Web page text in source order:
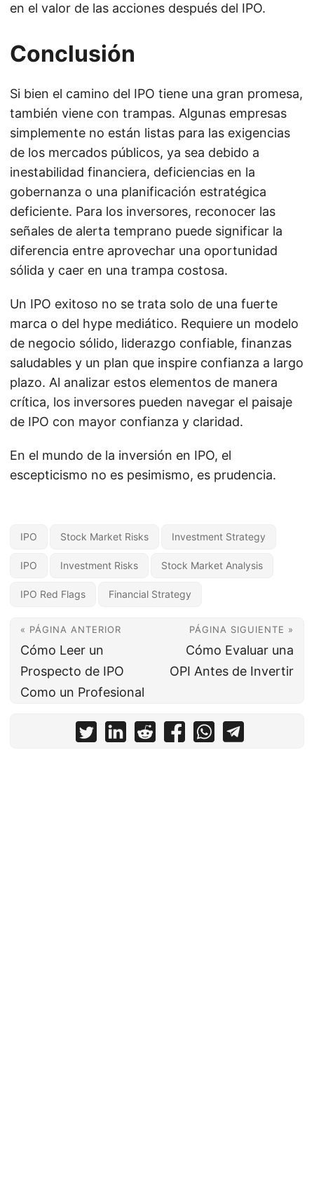
en el valor de las acciones después del IPO.
Conclusión
Si bien el camino del IPO tiene una gran promesa,
también viene con trampas. Algunas empresas
simplemente no están listas para las exigencias
de los mercados públicos, ya sea debido a
inestabilidad financiera, deficiencias en la
gobernanza o una planificación estratégica
deficiente. Para los inversores, reconocer las
señales de alerta temprano puede significar la
diferencia entre aprovechar una oportunidad
sólida y caer en una trampa costosa.
Un IPO exitoso no se trata solo de una fuerte
marca o del hype mediático. Requiere un modelo
de negocio sólido, liderazgo confiable, finanzas
saludables y un plan que inspire confianza a largo
plazo. Al analizar estos elementos de manera
crítica, los inversores pueden navegar el paisaje
de IPO con mayor confianza y claridad.
En el mundo de la inversión en IPO, el
escepticismo no es pesimismo, es prudencia.
IPO Stock Market Risks Investment Strategy
IPO Investment Risks Stock Market Analysis
IPO Red Flags Financial Strategy
« PÁGINA ANTERIOR
Cómo Leer un
Prospecto de IPO
Como un Profesional
PÁGINA SIGUIENTE »
Cómo Evaluar una
OPI Antes de Invertir